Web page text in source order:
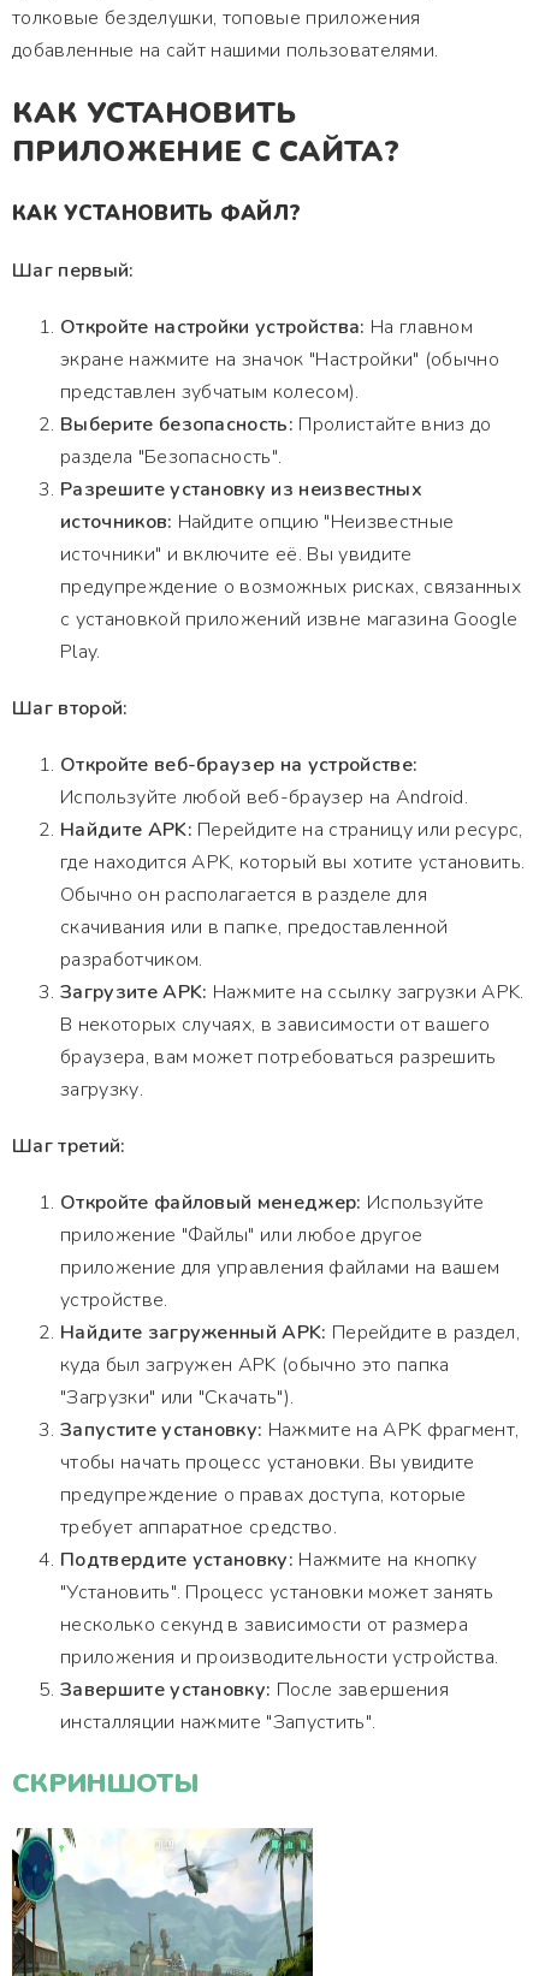
толковые безделушки, топовые приложения
добавленные на сайт нашими пользователями.
КАК УСТАНОВИТЬ
ПРИЛОЖЕНИЕ С САЙТА?
КАК УСТАНОВИТЬ ФАЙЛ?
Шаг первый:
Откройте настройки устройства: На главном
экране нажмите на значок "Настройки" (обычно
представлен зубчатым колесом).
Выберите безопасность: Пролистайте вниз до
раздела "Безопасность".
Разрешите установку из неизвестных
источников: Найдите опцию "Неизвестные
источники" и включите её. Вы увидите
предупреждение о возможных рисках, связанных
с установкой приложений извне магазина Google
Play.
Шаг второй:
Откройте веб-браузер на устройстве:
Используйте любой веб-браузер на Android.
Найдите APK: Перейдите на страницу или ресурс,
где находится APK, который вы хотите установить.
Обычно он располагается в разделе для
скачивания или в папке, предоставленной
разработчиком.
Загрузите APK: Нажмите на ссылку загрузки APK.
В некоторых случаях, в зависимости от вашего
браузера, вам может потребоваться разрешить
загрузку.
Шаг третий:
Откройте файловый менеджер: Используйте
приложение "Файлы" или любое другое
приложение для управления файлами на вашем
устройстве.
Найдите загруженный APK: Перейдите в раздел,
куда был загружен APK (обычно это папка
"Загрузки" или "Скачать").
Запустите установку: Нажмите на APK фрагмент,
чтобы начать процесс установки. Вы увидите
предупреждение о правах доступа, которые
требует аппаратное средство.
Подтвердите установку: Нажмите на кнопку
"Установить". Процесс установки может занять
несколько секунд в зависимости от размера
приложения и производительности устройства.
Завершите установку: После завершения
инсталляции нажмите "Запустить".
СКРИНШОТЫ